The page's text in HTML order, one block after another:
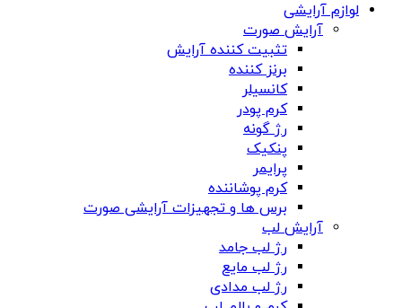
لوازم آرایشی
آرایش صورت
تثبیت کننده آرایش
برنز کننده
کانسیلر
کرم پودر
رژ گونه
پنکیک
پرایمر
کرم پوشاننده
برس ها و تجهیزات آرایشی صورت
آرایش لب
رژ لب جامد
رژ لب مایع
رژ لب مدادی